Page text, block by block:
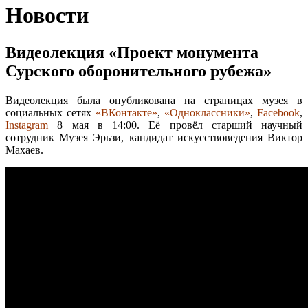
Новости
Видеолекция «Проект монумента
Сурского оборонительного рубежа»
Видеолекция была опубликована на страницах музея в
социальных сетях «ВКонтакте», «Одноклассники», Facebook,
Instagram 8 мая в 14:00. Её провёл старший научный
сотрудник Музея Эрьзи, кандидат искусствоведения Виктор
Махаев.